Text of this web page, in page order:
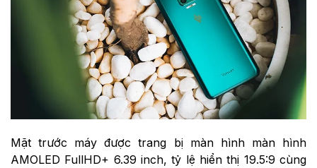
Mặt trước máy được trang bị màn hình màn hình
AMOLED FullHD+ 6.39 inch, tỷ lệ hiển thị 19.5:9 cùng